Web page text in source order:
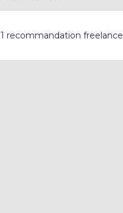
1 recommandation freelance